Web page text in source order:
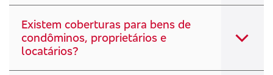
Existem coberturas para bens de
condôminos, proprietários e
locatários?